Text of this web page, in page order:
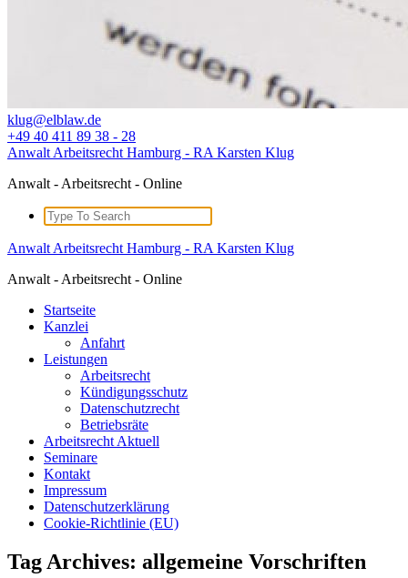
klug@elblaw.de
+49 40 411 89 38 - 28
Anwalt Arbeitsrecht Hamburg - RA Karsten Klug
Anwalt - Arbeitsrecht - Online
Search
for:
Anwalt Arbeitsrecht Hamburg - RA Karsten Klug
Anwalt - Arbeitsrecht - Online
Startseite
Kanzlei
Anfahrt
Leistungen
Arbeitsrecht
Kündigungsschutz
Datenschutzrecht
Betriebsräte
Arbeitsrecht Aktuell
Seminare
Kontakt
Impressum
Datenschutzerklärung
Cookie-Richtlinie (EU)
Tag Archives: allgemeine Vorschriften